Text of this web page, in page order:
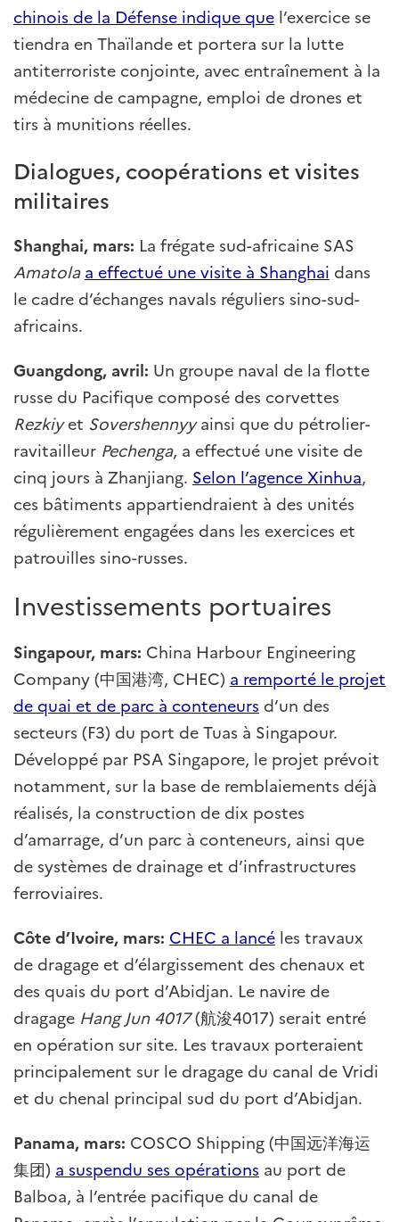
chinois de la Défense indique que l’exercice se
tiendra en Thaïlande et portera sur la lutte
antiterroriste conjointe, avec entraînement à la
médecine de campagne, emploi de drones et
tirs à munitions réelles.
Dialogues, coopérations et visites
militaires
Shanghai, mars: La frégate sud-africaine SAS
Amatola a effectué une visite à Shanghai dans
le cadre d’échanges navals réguliers sino-sud-
africains.
Guangdong, avril: Un groupe naval de la flotte
russe du Pacifique composé des corvettes
Rezkiyet Sovershennyyainsi que du pétrolier-
ravitailleur Pechenga, a effectué une visite de
cinq jours à Zhanjiang. Selon l’agence Xinhua,
ces bâtiments appartiendraient à des unités
régulièrement engagées dans les exercices et
patrouilles sino-russes.
Investissements portuaires
Singapour, mars: China Harbour Engineering
Company (中国港湾, CHEC) a remporté le projet
de quai et de parc à conteneurs d’un des
secteurs (F3) du port de Tuas à Singapour.
Développé par PSA Singapore, le projet prévoit
notamment, sur la base de remblaiements déjà
réalisés, la construction de dix postes
d’amarrage, d’un parc à conteneurs, ainsi que
de systèmes de drainage et d’infrastructures
ferroviaires.
Côte d’Ivoire, mars: CHEC a lancé les travaux
de dragage et d’élargissement des chenaux et
des quais du port d’Abidjan. Le navire de
dragage Hang Jun 4017(航浚4017) serait entré
en opération sur site. Les travaux porteraient
principalement sur le dragage du canal de Vridi
et du chenal principal sud du port d’Abidjan.
Panama, mars: COSCO Shipping (中国远洋海运
集团) a suspendu ses opérations au port de
Balboa, à l’entrée pacifique du canal de